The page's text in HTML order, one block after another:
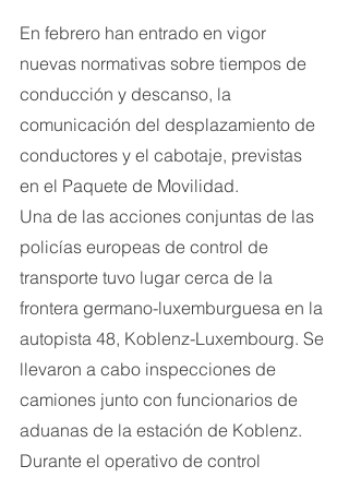
En febrero han entrado en vigor
nuevas normativas sobre tiempos de
conducción y descanso, la
comunicación del desplazamiento de
conductores y el cabotaje, previstas
en el Paquete de Movilidad.
Una de las acciones conjuntas de las
policías europeas de control de
transporte tuvo lugar cerca de la
frontera germano-luxemburguesa en la
autopista 48, Koblenz-Luxembourg. Se
llevaron a cabo inspecciones de
camiones junto con funcionarios de
aduanas de la estación de Koblenz.
Durante el operativo de control